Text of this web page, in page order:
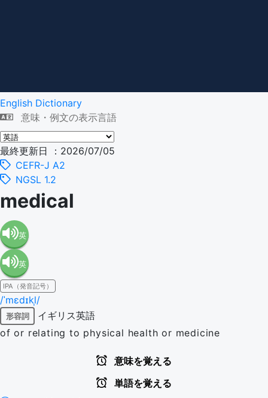
English Dictionary
意味・例文の表示言語
最終更新日 ：2026/07/05
CEFR-J A2
NGSL 1.2
medical
英
語（米
国）
(en-US)
英
語（イ
ギリ
IPA（発音記号）
/ˈmɛdɪkl̩/
形容詞
イギリス英語
of or relating to physical health or medicine
意味を覚える
単語を覚える